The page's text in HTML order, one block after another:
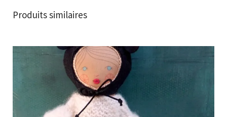
Produits similaires